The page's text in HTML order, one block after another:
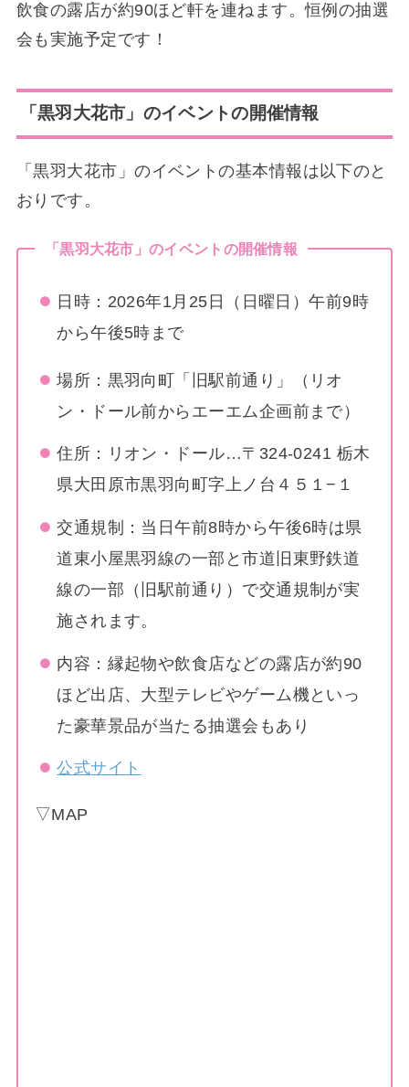
飲食の露店が約90ほど軒を連ねます。恒例の抽選
会も実施予定です！
「黒羽大花市」のイベントの開催情報
「黒羽大花市」のイベントの基本情報は以下のと
おりです。
「黒羽大花市」のイベントの開催情報
日時：2026年1月25日（日曜日）午前9時
から午後5時まで
場所：黒羽向町「旧駅前通り」（リオ
ン・ドール前からエーエム企画前まで）
住所：リオン・ドール…〒324-0241 栃木
県大田原市黒羽向町字上ノ台４５１−１
交通規制：当日午前8時から午後6時は県
道東小屋黒羽線の一部と市道旧東野鉄道
線の一部（旧駅前通り）で交通規制が実
施されます。
内容：縁起物や飲食店などの露店が約90
ほど出店、大型テレビやゲーム機といっ
た豪華景品が当たる抽選会もあり
公式サイト
▽MAP